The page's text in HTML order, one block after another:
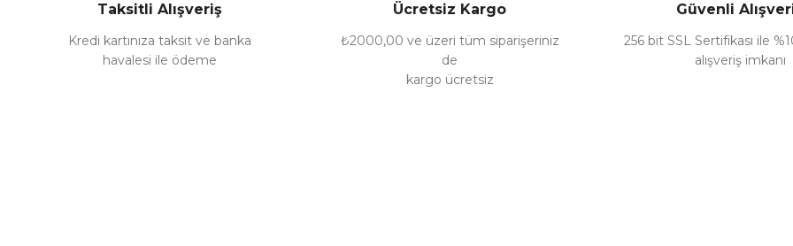
Ürün fiyatı diğer sitelerden daha pahalı.
Bu ürüne benzer farklı alternatifler olmalı.
Taksitli Alışveriş
Kredi kartınıza taksit ve banka
havalesi ile ödeme
Ücretsiz Kargo
₺2000,00 ve üzeri tüm siparişeriniz
de
kargo ücretsiz
Güvenli
256 bit SSL Sertifikası ile
alışveriş imkanı